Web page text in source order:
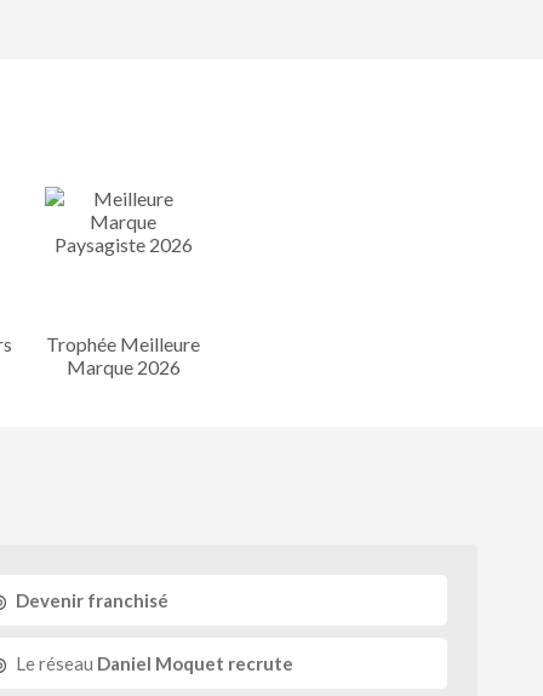
Trophée Meilleure
Marque 2026
Devenir franchisé
Le réseau Daniel Moquet recrute